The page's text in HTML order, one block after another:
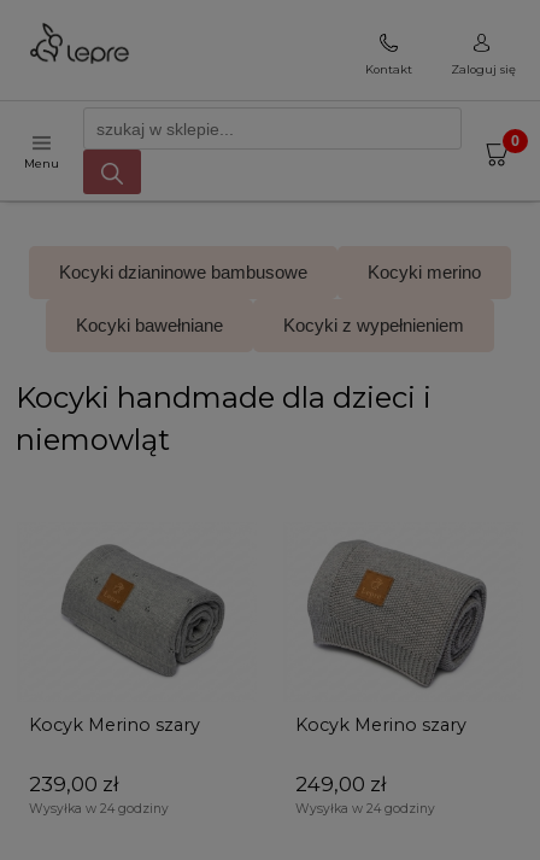
Kontakt Zaloguj się
Menu
Kocyki dzianinowe bambusowe Kocyki merino
Kocyki bawełniane Kocyki z wypełnieniem
Kocyki handmade dla dzieci i
niemowląt
Kocyk Merino szary
239,00 zł
Wysyłka w 24 godziny
Kocyk Merino szary
249,00 zł
Wysyłka w 24 godziny